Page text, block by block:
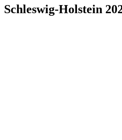
Schleswig-Holstein